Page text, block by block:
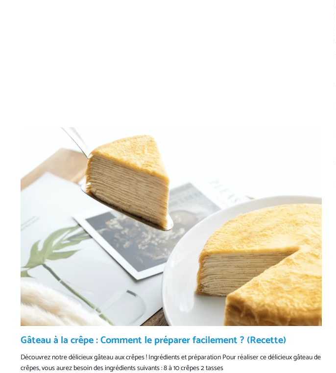
Gâteau à la crêpe : Comment le préparer facilement ? (Recette)
Découvrez notre délicieux gâteau aux crêpes ! Ingrédients et préparation Pour réaliser ce délicieux gâteau de
crêpes, vous aurez besoin des ingrédients suivants : 8 à 10 crêpes 2 tasses